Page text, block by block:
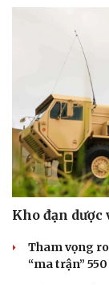
Kho đạn
Tham vọng
“ma trận”